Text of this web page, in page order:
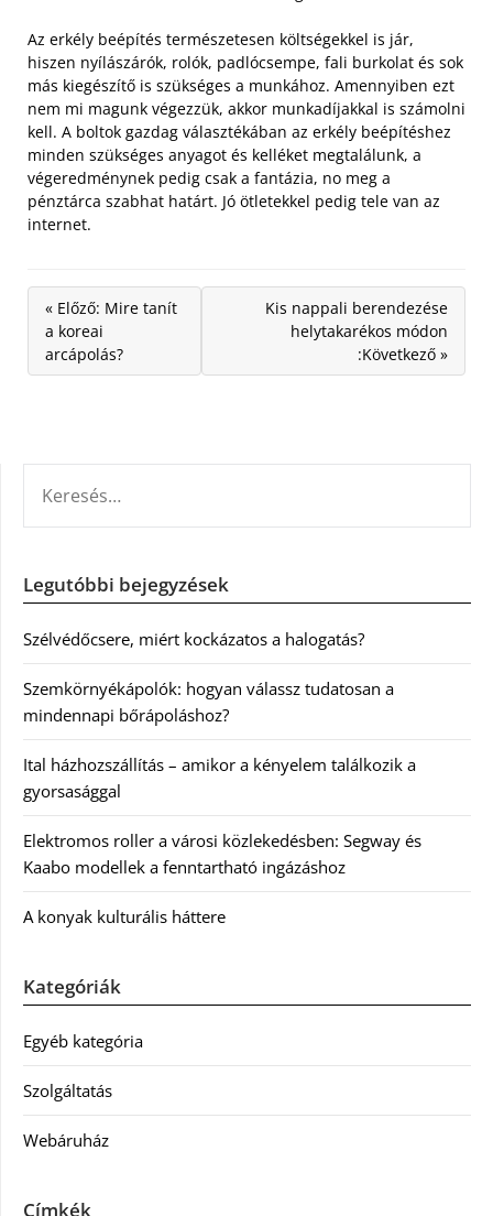
Az erkély beépítés természetesen költségekkel is jár,
hiszen nyílászárók, rolók, padlócsempe, fali burkolat és sok
más kiegészítő is szükséges a munkához. Amennyiben ezt
nem mi magunk végezzük, akkor munkadíjakkal is számolni
kell. A boltok gazdag választékában az erkély beépítéshez
minden szükséges anyagot és kelléket megtalálunk, a
végeredménynek pedig csak a fantázia, no meg a
pénztárca szabhat határt. Jó ötletekkel pedig tele van az
internet.
« Előző: Mire tanít
a koreai
arcápolás?
Kis nappali berendezése
helytakarékos módon
:Következő »
Legutóbbi bejegyzések
Szélvédőcsere, miért kockázatos a halogatás?
Szemkörnyékápolók: hogyan válassz tudatosan a
mindennapi bőrápoláshoz?
Ital házhozszállítás – amikor a kényelem találkozik a
gyorsasággal
Elektromos roller a városi közlekedésben: Segway és
Kaabo modellek a fenntartható ingázáshoz
A konyak kulturális háttere
Kategóriák
Egyéb kategória
Szolgáltatás
Webáruház
Címkék